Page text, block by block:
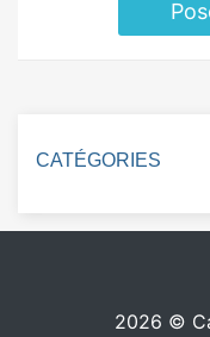
CATÉGORIES
2026 ©